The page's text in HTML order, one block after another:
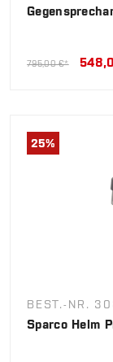
795,00 €*
25%
BEST.-NR.
Sparco Helm